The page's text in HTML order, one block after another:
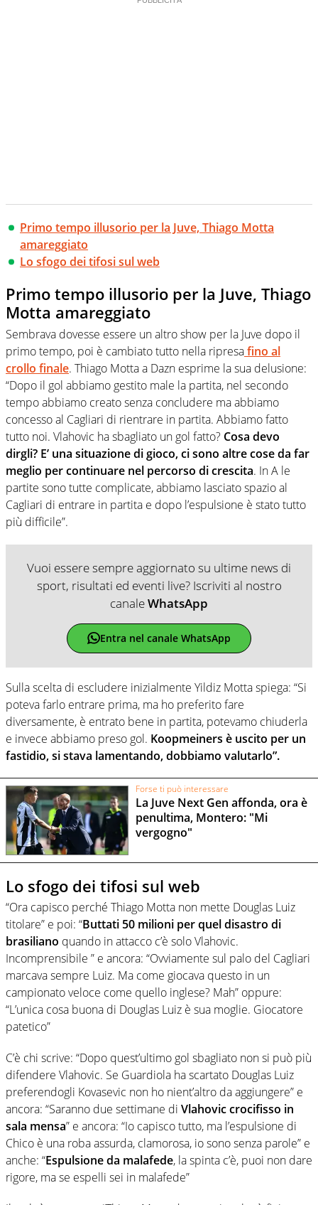
Primo tempo illusorio per la Juve, Thiago Motta
amareggiato
Lo sfogo dei tifosi sul web
Primo tempo illusorio per la Juve, Thiago
Motta amareggiato
Sembrava dovesse essere un altro show per la Juve dopo il
primo tempo, poi è cambiato tutto nella ripresafino al
crollo finale. Thiago Motta a Dazn esprime la sua delusione:
“Dopo il gol abbiamo gestito male la partita, nel secondo
tempo abbiamo creato senza concludere ma abbiamo
concesso al Cagliari di rientrare in partita. Abbiamo fatto
tutto noi. Vlahovic ha sbagliato un gol fatto? Cosa devo
dirgli? E’ una situazione di gioco, ci sono altre cose da far
meglio per continuare nel percorso di crescita. In A le
partite sono tutte complicate, abbiamo lasciato spazio al
Cagliari di entrare in partita e dopo l’espulsione è stato tutto
più difficile”.
Vuoi essere sempre aggiornato su ultime news di
sport, risultati ed eventi live? Iscriviti al nostro
canaleWhatsApp
Entra nel canale WhatsApp
Sulla scelta di escludere inizialmente Yildiz Motta spiega: “Si
poteva farlo entrare prima, ma ho preferito fare
diversamente, è entrato bene in partita, potevamo chiuderla
e invece abbiamo preso gol. Koopmeiners è uscito per un
fastidio, si stava lamentando, dobbiamo valutarlo”.
Forse ti può interessare
La Juve Next Gen affonda, ora è
penultima, Montero: "Mi
vergogno"
Lo sfogo dei tifosi sul web
“Ora capisco perché Thiago Motta non mette Douglas Luiz
titolare” e poi: “Buttati 50 milioni per quel disastro di
brasiliano quando in attacco c’è solo Vlahovic.
Incomprensibile ” e ancora: “Ovviamente sul palo del Cagliari
marcava sempre Luiz. Ma come giocava questo in un
campionato veloce come quello inglese? Mah” oppure:
“L’unica cosa buona di Douglas Luiz è sua moglie. Giocatore
patetico”
C’è chi scrive: “Dopo quest’ultimo gol sbagliato non si può più
difendere Vlahovic. Se Guardiola ha scartato Douglas Luiz
preferendogli Kovasevic non ho nient’altro da aggiungere” e
ancora: “Saranno due settimane di Vlahovic crocifisso in
sala mensa” e ancora: “Io capisco tutto, ma l’espulsione di
Chico è una roba assurda, clamorosa, io sono senza parole” e
anche: “Espulsione da malafede, la spinta c’è, puoi non dare
rigore, ma se espelli sei in malafede”